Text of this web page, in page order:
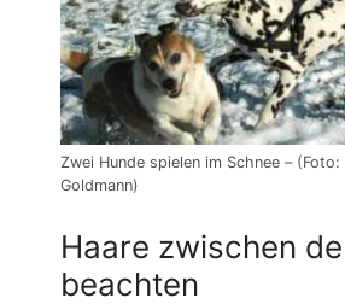
Zwei Hunde spielen im Schnee –
Goldmann)
Haare zwischen
beachten